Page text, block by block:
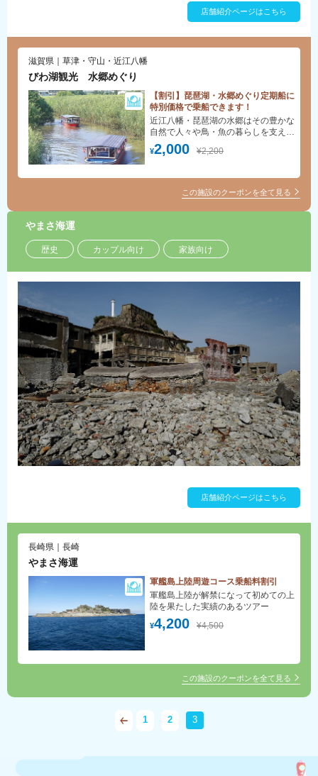
店舗紹介ページはこちら
滋賀県｜草津・守山・近江八幡
びわ湖観光 水郷めぐり
【割引】琵琶湖・水郷めぐり定期船に
特別価格で乗船できます！
¥2,000 ¥2,200
近江八幡・琵琶湖の水郷はその豊かな
自然で人々や鳥・魚の暮らしを支えて
きました。四季折々の素朴な風情をお
楽しみください。
この施設のクーポンを全て見る
やまさ海運
歴史 カップル向け 家族向け
店舗紹介ページはこちら
長崎県｜長崎
やまさ海運
軍艦島上陸周遊コース乗船料割引
¥4,200 ¥4,500
軍艦島上陸が解禁になって初めての上
陸を果たした実績のあるツアー
この施設のクーポンを全て見る
1 2 3